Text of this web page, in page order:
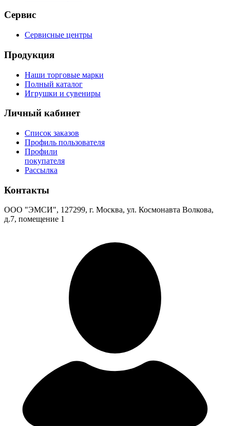
Сервис
Сервисные центры
Продукция
Наши торговые марки
Полный каталог
Игрушки и сувениры
Личный кабинет
Список заказов
Профиль пользователя
Профили
покупателя
Рассылка
Контакты
ООО "ЭМСИ", 127299, г. Москва, ул. Космонавта Волкова,
д.7, помещение 1